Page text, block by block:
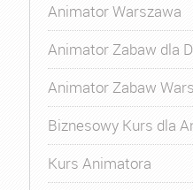
Animator Warszawa
Animator Zabaw dla
Animator Zabaw
Biznesowy Kurs dla
Kurs Animatora